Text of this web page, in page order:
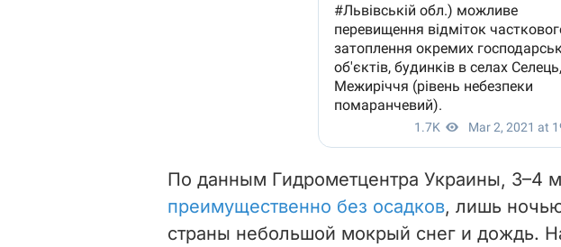
По данным Гидрометцентра Украины, 3–4
преимущественно без осадков, лишь
страны небольшой мокрый снег и дождь.